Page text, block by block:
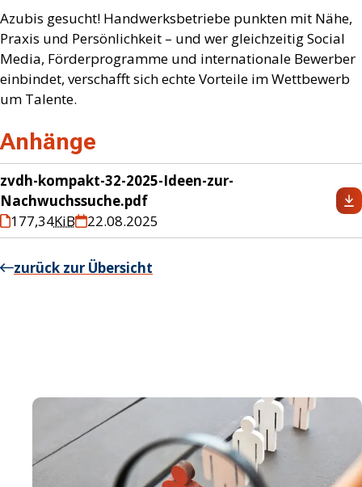
Azubis gesucht! Handwerksbetriebe punkten mit Nähe,
Praxis und Persönlichkeit – und wer gleichzeitig Social
Media, Förderprogramme und internationale Bewerber
einbindet, verschafft sich echte Vorteile im Wettbewerb
um Talente.
Anhänge
zvdh-kompakt-32-2025-Ideen-zur-
Nachwuchssuche.pdf
177,34KiB 22.08.2025
zurück zur Übersicht